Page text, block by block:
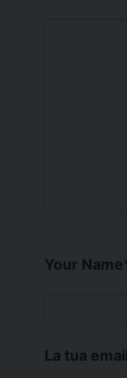
Your Name
La tua email